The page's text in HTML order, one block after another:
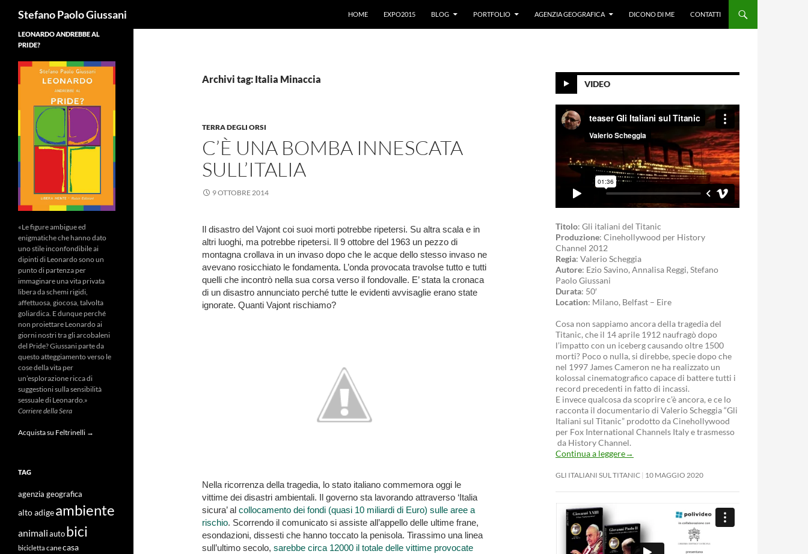
Stefano Paolo Giussani
HOME
EXPO2015 BLOG PORTFOLIO AGENZIA GEOGRAFICA DICONO DI ME CONTATTI
Archivi tag: Italia Minaccia
TERRA DEGLI ORSI
C’È UNA BOMBA INNESCATA
SULL’ITALIA
9 OTTOBRE 2014
Il disastro del Vajont coi suoi morti potrebbe ripetersi. Su altra scala e in
altri luoghi, ma potrebbe ripetersi. Il 9 ottobre del 1963 un pezzo di
montagna crollava in un invaso dopo che le acque dello stesso invaso ne
avevano rosicchiato le fondamenta. L’onda provocata travolse tutto e tutti
quelli che incontrò nella sua corsa verso il fondovalle. E’ stata la cronaca
di un disastro annunciato perché tutte le evidenti avvisaglie erano state
ignorate. Quanti Vajont rischiamo?
Nella ricorrenza della tragedia, lo stato italiano commemora oggi le
vittime dei disastri ambientali. Il governo sta lavorando attraverso ‘Italia
sicura’ al collocamento dei fondi (quasi 10 miliardi di Euro) sulle aree a
rischio. Scorrendo il comunicato si assiste all’appello delle ultime frane,
esondazioni, dissesti che hanno toccato la penisola. Tirassimo una linea
sull’ultimo secolo, sarebbe circa 12000 il totale delle vittime provocate
VIDEO
Titolo: Gli italiani del Titanic
Produzione: Cinehollywood per History
Channel 2012
Regia: Valerio Scheggia
Autore: Ezio Savino, Annalisa Reggi, Stefano
Paolo Giussani
Durata: 50′
Location: Milano, Belfast – Eire
Cosa non sappiamo ancora della tragedia del
Titanic, che il 14 aprile 1912 naufragò dopo
l’impatto con un iceberg causando oltre 1500
morti? Poco o nulla, si direbbe, specie dopo che
nel 1997 James Cameron ne ha realizzato un
kolossal cinematografico capace di battere tutti i
record precedenti in fatto di incassi.
E invece qualcosa da scoprire c’è ancora, e ce lo
racconta il documentario di Valerio Scheggia “Gli
Italiani sul Titanic” prodotto da Cinehollywood
per Fox International Channels Italy e trasmesso
da History Channel.
Continua a leggere→
GLI ITALIANI SUL TITANIC 10 MAGGIO 2020
LEONARDO ANDREBBE AL
PRIDE?
«Le figure ambigue ed
enigmatiche che hanno dato
uno stile inconfondibile ai
dipinti di Leonardo sono un
punto di partenza per
immaginare una vita privata
libera da schemi rigidi,
affettuosa, giocosa, talvolta
goliardica. E dunque perché
non proiettare Leonardo ai
giorni nostri tra gli arcobaleni
del Pride? Giussani parte da
questo atteggiamento verso le
cose della vita per
un’esplorazione ricca di
suggestioni sulla sensibilità
sessuale di Leonardo.»
Corriere della Sera
Acquista su Feltrinelli →
TAG
agenzia geografica
alto adigeambiente
animali auto bici
bicicletta canecasa